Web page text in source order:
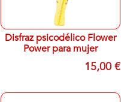
Disfraz psicodélico Flower
Power para mujer
15,00 €